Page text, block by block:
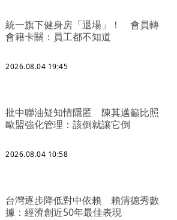
統一旗下健身房「退場」！ 會員轉
會籍卡關：員工都不知道
2026.08.04 19:45
批中聯油疑知情隱匿 陳其邁籲比照
歐盟強化管理：該倒就讓它倒
2026.08.04 10:58
台灣逐步降低對中依賴 賴清德秀數
據：經濟創近50年最佳表現